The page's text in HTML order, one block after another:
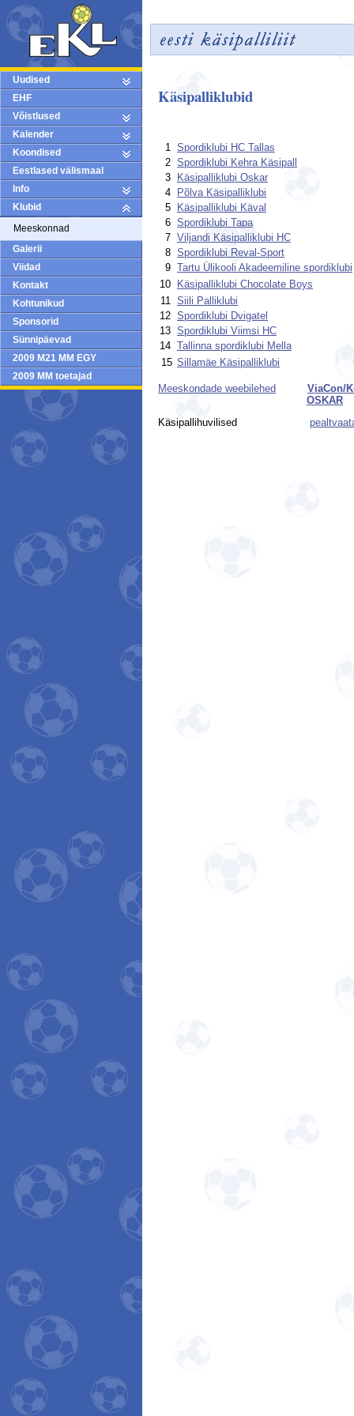
Uudised
EHF
Võistlused
Kalender
Koondised
Eestlased välismaal
Info
Klubid
Meeskonnad
Galerii
Viidad
Kontakt
Kohtunikud
Sponsorid
Sünnipäevad
2009 M21 MM EGY
2009 MM toetajad
Käsipalliklubid
1 Spordiklubi HC Tallas
2 Spordiklubi Kehra Käsipall
3
Käsipalliklubi Oskar
4
Põlva Käsipalliklubi
5
Käsipalliklubi Käval
6 Spordiklubi Tapa
7 Viljandi Käsipalliklubi HC
8 Spordiklubi Reval-Sport
9 Tartu Ülikooli Akadeemiline spordiklubi
10
Käsipalliklubi Chocolate Boys
11 Siili Palliklubi
12 Spordiklubi Dvigatel
13 Spordiklubi Viimsi HC
14 Tallinna spordiklubi Mella
15 Sillamäe Käsipalliklubi
Meeskondade weebilehed
ViaCon/
OSKAR
Käsipallihuvilised